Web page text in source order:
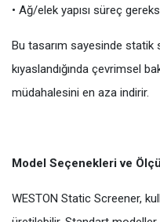
• Ağ/elek yapısı süreç
Bu tasarım sayesinde statik
kıyaslandığında çevrimsel
müdahalesini en aza indirir.
Model Seçenekleri ve
WESTON Static Screener,